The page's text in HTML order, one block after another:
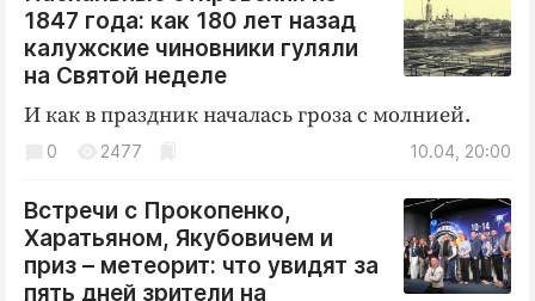
1847 года: как 180 лет назад
калужские чиновники гуляли
на Святой неделе
И как в праздник началась гроза с молнией.
10.04, 20:00
0 2477
Встречи с Прокопенко,
Харатьяном, Якубовичем и
приз – метеорит: что увидят за
пять дней зрители на